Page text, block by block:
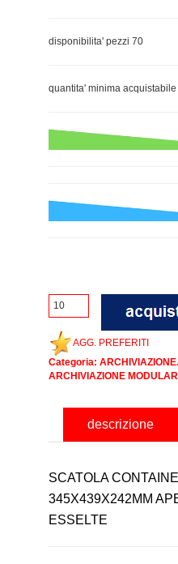
disponibilita' pezzi 70
quantita' minima
AGG. PREFERITI
Categoria: ARCHIVIAZIONE
ARCHIVIAZIONE
descrizione
SCATOLA
345X439X242MM
ESSELTE